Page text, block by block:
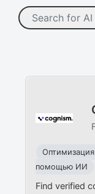
помощью ИИ
Find verified